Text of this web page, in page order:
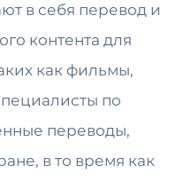
в себя перевод и
контента для
как фильмы,
по
переводы,
в то время как